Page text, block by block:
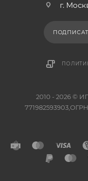
г.
2010 - 2026 ©